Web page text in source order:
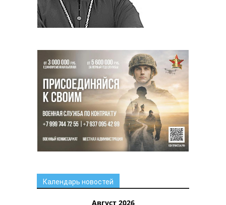
Календарь новостей
Август 2026